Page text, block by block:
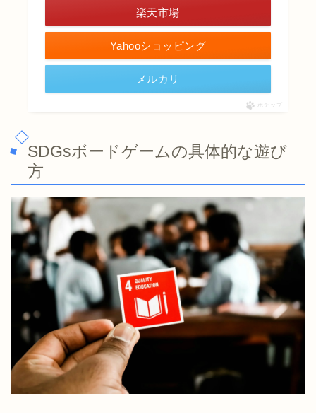
楽天市場
Yahooショッピング
メルカリ
ポチップ
SDGsボードゲームの具体的な遊び
方